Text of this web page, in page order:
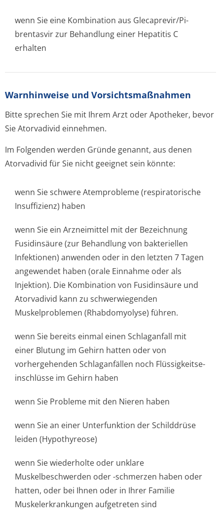
wenn Sie eine Kombination aus Glecaprevir/Pi­
brentasvir zur Behandlung einer Hepatitis C
erhalten
Warnhinweise und Vorsichtsmaßnahmen
Bitte sprechen Sie mit Ihrem Arzt oder Apotheker, bevor
Sie Atorvadivid einnehmen.
Im Folgenden werden Gründe genannt, aus denen
Atorvadivid für Sie nicht geeignet sein könnte:
wenn Sie schwere Atemprobleme (respiratorische
Insuffizienz) haben
wenn Sie ein Arzneimittel mit der Bezeichnung
Fusidinsäure (zur Behandlung von bakteriellen
Infektionen) anwenden oder in den letzten 7 Tagen
angewendet haben (orale Einnahme oder als
Injektion). Die Kombination von Fusidinsäure und
Atorvadivid kann zu schwerwiegenden
Muskelproblemen (Rhabdomyolyse) führen.
wenn Sie bereits einmal einen Schlaganfall mit
einer Blutung im Gehirn hatten oder von
vorhergehenden Schlaganfällen noch Flüssigkeitse­
inschlüsse im Gehirn haben
wenn Sie Probleme mit den Nieren haben
wenn Sie an einer Unterfunktion der Schilddrüse
leiden (Hypothyreose)
wenn Sie wiederholte oder unklare
Muskelbeschwerden oder -schmerzen haben oder
hatten, oder bei Ihnen oder in Ihrer Familie
Muskelerkrankungen aufgetreten sind